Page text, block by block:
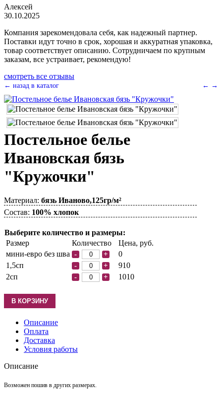
Алексей
30.10.2025
Компания зарекомендовала себя, как надежный партнер.
Поставки идут точно в срок, хорошая и аккуратная упаковка,
товар соответствует описанию. Сотрудничаем по крупным
заказам, все устраивает, рекомендую!
смотреть все отзывы
← →
← назад в каталог
Постельное белье
Ивановская бязь
"Кружочки"
Материал: бязь Иваново,125гр/м²
Состав: 100% хлопок
Выберите количество и размеры:
Размер
Количество
Цена, руб.
мини-евро без шва
- +
0
1,5сп
- +
910
2сп
- + 1010
Описание
Оплата
Доставка
Условия работы
Описание
Возможен пошив в других размерах.